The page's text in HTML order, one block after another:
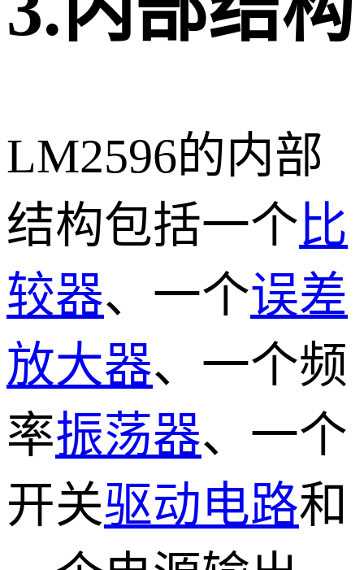
LM2596的内部
结构包括一个比
较器、一个误差
放大器、一个频
率振荡器、一个
开关驱动电路和